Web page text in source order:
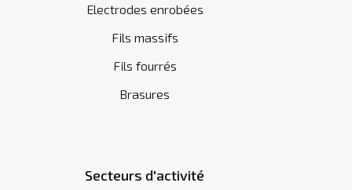
Electrodes enrobées
Fils massifs
Fils fourrés
Brasures
Secteurs d'activité